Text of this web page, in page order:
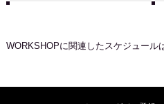
WORKSHOPに関連したスケジュール